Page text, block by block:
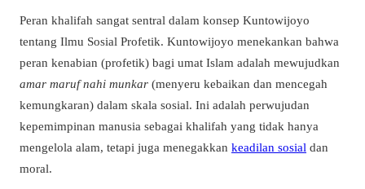
Peran khalifah sangat sentral dalam konsep Kuntowijoyo
tentang Ilmu Sosial Profetik. Kuntowijoyo menekankan bahwa
peran kenabian (profetik) bagi umat Islam adalah mewujudkan
amar maruf nahi munkar (menyeru kebaikan dan mencegah
kemungkaran) dalam skala sosial. Ini adalah perwujudan
kepemimpinan manusia sebagai khalifah yang tidak hanya
mengelola alam, tetapi juga menegakkan keadilan sosial dan
moral.